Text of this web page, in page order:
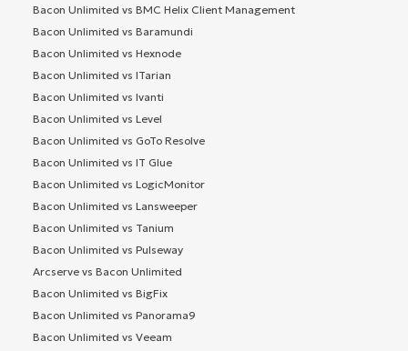
Bacon Unlimited vs BMC Helix Client Management
Bacon Unlimited vs Baramundi
Bacon Unlimited vs Hexnode
Bacon Unlimited vs ITarian
Bacon Unlimited vs Ivanti
Bacon Unlimited vs Level
Bacon Unlimited vs GoTo Resolve
Bacon Unlimited vs IT Glue
Bacon Unlimited vs LogicMonitor
Bacon Unlimited vs Lansweeper
Bacon Unlimited vs Tanium
Bacon Unlimited vs Pulseway
Arcserve vs Bacon Unlimited
Bacon Unlimited vs BigFix
Bacon Unlimited vs Panorama9
Bacon Unlimited vs Veeam